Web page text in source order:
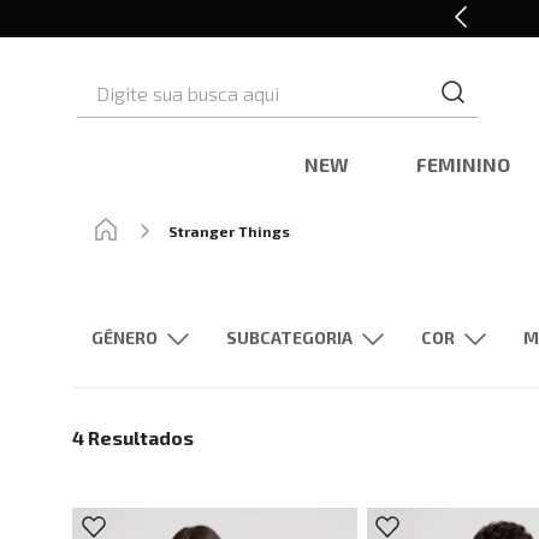
NEW FEMININO
Stranger Things
SUBCATEGORIA
GÊNERO
4Resultados